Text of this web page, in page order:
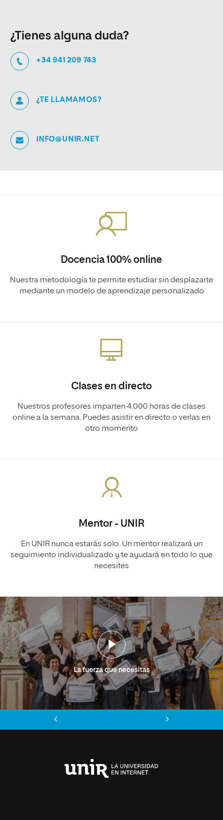
¿Tienes alguna duda?
+34 941 209 743
¿TE LLAMAMOS?
INFO@UNIR.NET
Docencia 100% online
Nuestra metodología te permite estudiar sin desplazarte
mediante un modelo de aprendizaje personalizado
Clases en directo
Nuestros profesores imparten 4.000 horas de clases
online a la semana. Puedes asistir en directo o verlas en
otro momento
Mentor - UNIR
En UNIR nunca estarás solo. Un mentor realizará un
seguimiento individualizado y te ayudará en todo lo que
necesites
La fuerza que necesitas